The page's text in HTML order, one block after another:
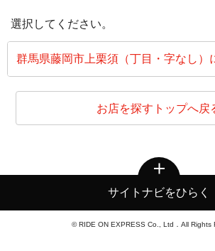
選択してください。
群馬県藤岡市上栗須（丁目・字なし）
お店を探すトップへ戻
サイトナビをひらく
© RIDE ON EXPRESS Co., Ltd．All Rights